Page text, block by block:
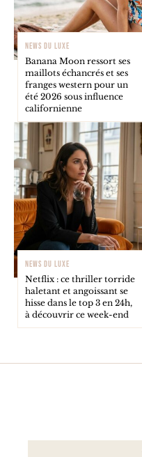
NEWS DU LUXE
Banana Moon ressort ses
maillots échancrés et ses
franges western pour un
été 2026 sous influence
californienne
NEWS DU LUXE
Netflix : ce thriller torride
haletant et angoissant se
hisse dans le top 3 en 24h,
à découvrir ce week-end